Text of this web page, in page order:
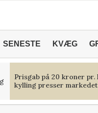
SENESTE KVÆG
Prisgab på 20 kroner pr.
kylling presser markedet